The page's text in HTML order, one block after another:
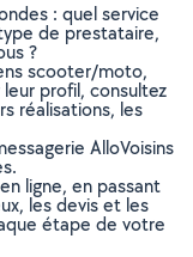
: quel service
de prestataire,
?
scooter/moto,
leur profil, consultez
réalisations, les
AlloVoisins
ligne, en passant
les devis et les
étape de votre